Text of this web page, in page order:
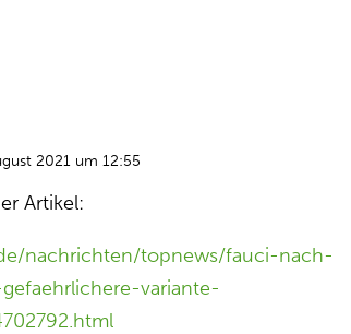
2021 um 12:55
Artikel:
nachrichten/topnews/fauci-nach-
variante-